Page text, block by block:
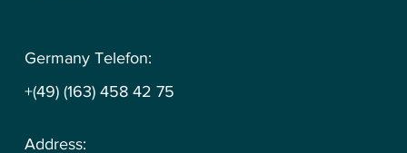
Germany Telefon:
+(49) (163) 458 42 75
Address: